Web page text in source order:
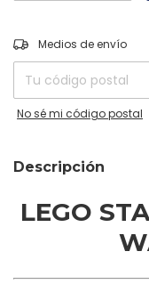
Entregas para el CP:
Medios de envío
No sé mi código postal
Descripción
LEGO